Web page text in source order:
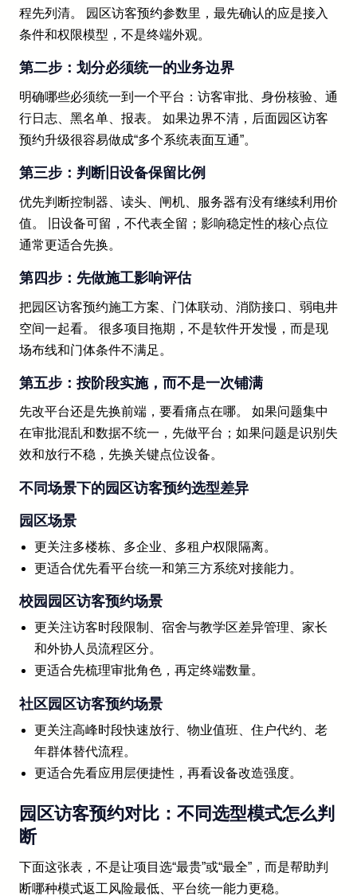
程先列清。 园区访客预约参数里，最先确认的应是接入
条件和权限模型，不是终端外观。
第二步：划分必须统一的业务边界
明确哪些必须统一到一个平台：访客审批、身份核验、通
行日志、黑名单、报表。 如果边界不清，后面园区访客
预约升级很容易做成“多个系统表面互通”。
第三步：判断旧设备保留比例
优先判断控制器、读头、闸机、服务器有没有继续利用价
值。 旧设备可留，不代表全留；影响稳定性的核心点位
通常更适合先换。
第四步：先做施工影响评估
把园区访客预约施工方案、门体联动、消防接口、弱电井
空间一起看。 很多项目拖期，不是软件开发慢，而是现
场布线和门体条件不满足。
第五步：按阶段实施，而不是一次铺满
先改平台还是先换前端，要看痛点在哪。 如果问题集中
在审批混乱和数据不统一，先做平台；如果问题是识别失
效和放行不稳，先换关键点位设备。
不同场景下的园区访客预约选型差异
园区场景
更关注多楼栋、多企业、多租户权限隔离。
更适合优先看平台统一和第三方系统对接能力。
校园园区访客预约场景
更关注访客时段限制、宿舍与教学区差异管理、家长
和外协人员流程区分。
更适合先梳理审批角色，再定终端数量。
社区园区访客预约场景
更关注高峰时段快速放行、物业值班、住户代约、老
年群体替代流程。
更适合先看应用层便捷性，再看设备改造强度。
园区访客预约对比：不同选型模式怎么判
断
下面这张表，不是让项目选“最贵”或“最全”，而是帮助判
断哪种模式返工风险最低、平台统一能力更稳。